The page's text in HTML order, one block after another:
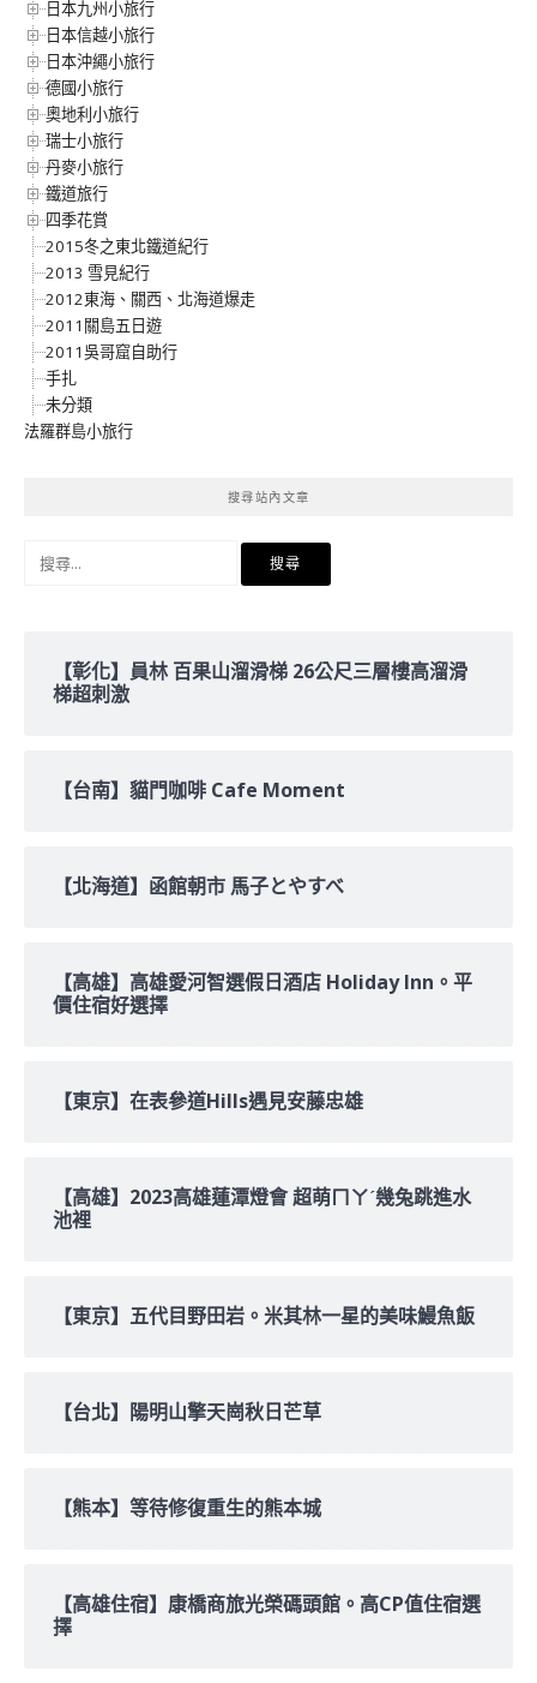
日本九州小旅行
日本信越小旅行
日本沖繩小旅行
德國小旅行
奧地利小旅行
瑞士小旅行
丹麥小旅行
鐵道旅行
四季花賞
2015冬之東北鐵道紀行
2013 雪見紀行
2012東海、關西、北海道爆走
2011關島五日遊
2011吳哥窟自助行
手扎
未分類
法羅群島小旅行
搜尋站內文章
【彰化】員林 百果山溜滑梯 26公尺三層樓高溜滑
梯超刺激
【台南】貓門咖啡 Cafe Moment
【北海道】函館朝市 馬子とやすべ
【高雄】高雄愛河智選假日酒店 Holiday Inn。平
價住宿好選擇
【東京】在表參道Hills遇見安藤忠雄
【高雄】2023高雄蓮潭燈會 超萌ㄇㄚˊ幾兔跳進水
池裡
【東京】五代目野田岩。米其林一星的美味鰻魚飯
【台北】陽明山擎天崗秋日芒草
【熊本】等待修復重生的熊本城
【高雄住宿】康橋商旅光榮碼頭館。高CP值住宿選
擇